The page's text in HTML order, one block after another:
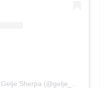
(@gelje_sherpa_)